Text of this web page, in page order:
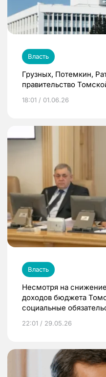
Власть
Грузных, Потемкин,
правительство
18:01 / 01.06.26
Власть
Несмотря на снижение
доходов бюджета
социальные
22:01 / 29.05.26